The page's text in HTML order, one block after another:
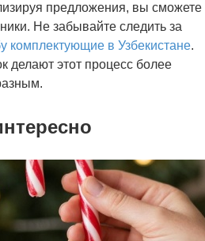
предложения, вы сможете
Не забывайте следить за
комплектующие в Узбекистане.
делают этот процесс более